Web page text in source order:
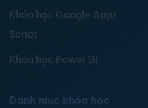
Khóa học Google Apps
Script
Khóa học Power BI
Danh mục khóa học